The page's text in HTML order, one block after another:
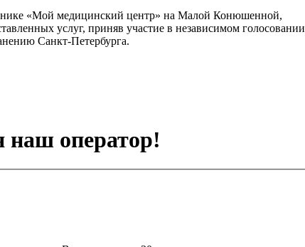
«Мой медицинский центр» на Малой Конюшенной,
услуг, приняв участие в независимом голосовании
Санкт-Петербурга.
наш оператор!